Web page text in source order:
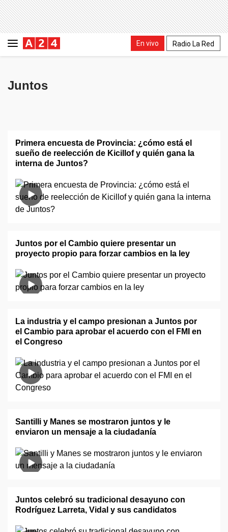
En vivo Radio La Red
Juntos
Primera encuesta de Provincia: ¿cómo está el
sueño de reelección de Kicillof y quién gana la
interna de Juntos?
Juntos por el Cambio quiere presentar un
proyecto propio para forzar cambios en la ley
La industria y el campo presionan a Juntos por
el Cambio para aprobar el acuerdo con el FMI en
el Congreso
Santilli y Manes se mostraron juntos y le
enviaron un mensaje a la ciudadanía
Juntos celebró su tradicional desayuno con
Rodríguez Larreta, Vidal y sus candidatos